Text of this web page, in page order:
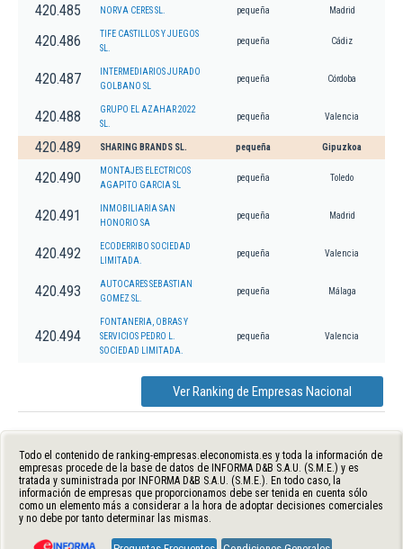
420.485 NORVA CERES SL. pequeña Madrid
420.486
TIFE CASTILLOS Y JUEGOS
SL.
pequeña Cádiz
420.487
INTERMEDIARIOS JURADO
GOLBANO SL
pequeña Córdoba
420.488
GRUPO EL AZAHAR 2022
SL.
pequeña Valencia
420.489 SHARING BRANDS SL. pequeña Gipuzkoa
420.490
MONTAJES ELECTRICOS
AGAPITO GARCIA SL
pequeña Toledo
420.491
INMOBILIARIA SAN
HONORIO SA
pequeña Madrid
420.492
ECODERRIBO SOCIEDAD
LIMITADA.
pequeña Valencia
420.493
AUTOCARES SEBASTIAN
GOMEZ SL.
pequeña Málaga
420.494
FONTANERIA, OBRAS Y
SERVICIOS PEDRO L.
SOCIEDAD LIMITADA.
pequeña Valencia
Ver Ranking de Empresas Nacional
Todo el contenido de ranking-empresas.eleconomista.es y toda la información de
empresas procede de la base de datos de INFORMA D&B S.A.U. (S.M.E.) y es
tratada y suministrada por INFORMA D&B S.A.U. (S.M.E.). En todo caso, la
información de empresas que proporcionamos debe ser tenida en cuenta sólo
como un elemento más a considerar a la hora de adoptar decisiones comerciales
y no debe por tanto determinar las mismas.